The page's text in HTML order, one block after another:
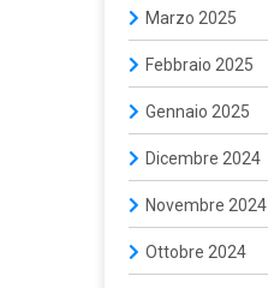
Marzo 2025
Febbraio 2025
Gennaio 2025
Dicembre 2024
Novembre 2024
Ottobre 2024